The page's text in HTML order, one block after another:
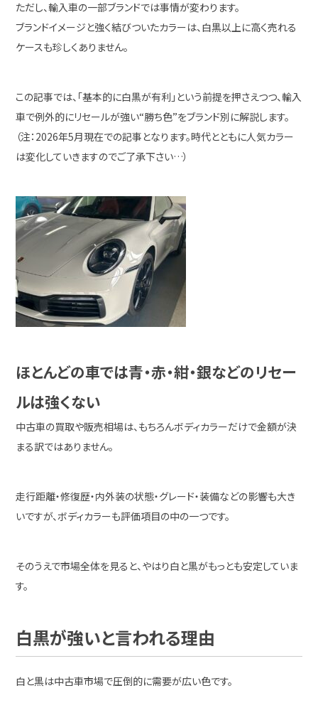
ただし、輸入車の一部ブランドでは事情が変わります。
ブランドイメージと強く結びついたカラーは、白黒以上に高く売れる
ケースも珍しくありません。
この記事では、「基本的に白黒が有利」という前提を押さえつつ、輸入
車で例外的にリセールが強い“勝ち色”をブランド別に解説します。
（注：2026年5月現在での記事となります。時代とともに人気カラー
は変化していきますのでご了承下さい…）
ほとんどの車では青・赤・紺・銀などのリセー
ルは強くない
中古車の買取や販売相場は、もちろんボディカラーだけで金額が決
まる訳ではありません。
走行距離・修復歴・内外装の状態・グレード・装備などの影響も大き
いですが、ボディカラーも評価項目の中の一つです。
そのうえで市場全体を見ると、やはり白と黒がもっとも安定していま
す。
白黒が強いと言われる理由
白と黒は中古車市場で圧倒的に需要が広い色です。